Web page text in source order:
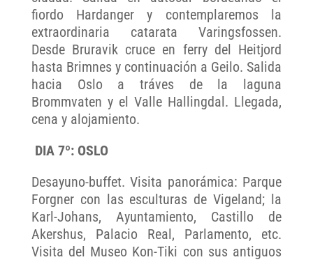
fiordo Hardanger y contemplaremos la
extraordinaria catarata Varingsfossen.
Desde Bruravik cruce en ferry del Heitjord
hasta Brimnes y continuación a Geilo. Salida
hacia Oslo a tráves de la laguna
Brommvaten y el Valle Hallingdal. Llegada,
cena y alojamiento.
DIA 7º: OSLO
Desayuno-buffet. Visita panorámica: Parque
Forgner con las esculturas de Vigeland; la
Karl-Johans, Ayuntamiento, Castillo de
Akershus, Palacio Real, Parlamento, etc.
Visita del Museo Kon-Tiki con sus antiguos